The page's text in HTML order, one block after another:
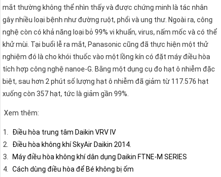
mắt thường không thể nhìn thấy và được chứng minh là tác nhân
gây nhiều loại bệnh như đường ruột, phổi và ung thư. Ngoài ra, công
nghệ còn có khả năng loại bỏ 99% vi khuẩn, virus, nấm mốc và có thể
khử mùi. Tại buổi lễ ra mắt, Panasonic cũng đã thực hiện một thử
nghiệm đó là cho khói thuốc vào một lồng kín có đặt máy điều hòa
tích hợp công nghệ nanoe-G. Bằng một dụng cụ đo hạt ô nhiễm đặc
biệt, sau hơn 2 phút số lượng hạt ô nhiễm đã giảm từ 117.576 hạt
xuống còn 357 hạt, tức là giảm gần 99%.
Xem thêm:
Điều hòa trung tâm Daikin VRV IV
Điều hòa không khí SkyAir Daikin 2014.
Máy điều hòa không khí dân dụng Daikin FTNE-M SERIES
Cách dùng điều hòa để Bé không bị ốm